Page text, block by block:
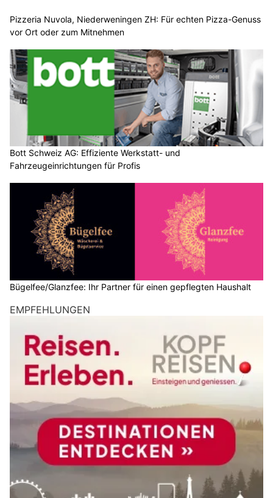
Pizzeria Nuvola, Niederweningen ZH: Für echten Pizza-Genuss
vor Ort oder zum Mitnehmen
Bott Schweiz AG: Effiziente Werkstatt- und
Fahrzeugeinrichtungen für Profis
Bügelfee/Glanzfee: Ihr Partner für einen gepflegten Haushalt
EMPFEHLUNGEN